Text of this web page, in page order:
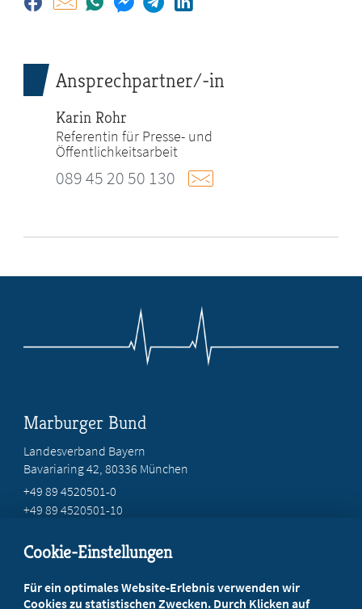
Ansprechpartner/-in
Karin Rohr
Referentin für Presse- und
Öffentlichkeitsarbeit
089 45 20 50 130
Marburger Bund
Landesverband Bayern
Bavariaring 42, 80336 München
+49 89 4520501-0
+49 89 4520501-10
Ihr Landesverband berät Sie!
Cookie-Einstellungen
Für ein optimales Website-Erlebnis verwenden wir
Cookies zu statistischen Zwecken. Durch Klicken auf